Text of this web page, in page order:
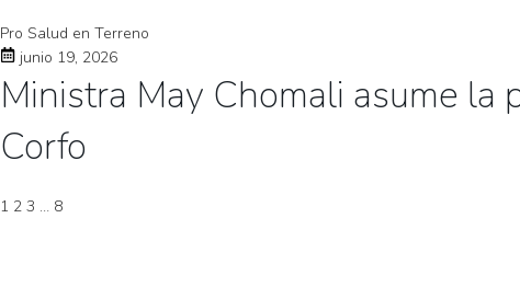
Pro Salud en Terreno
junio 19, 2026
Ministra May Chomali asume la
Corfo
1 2 3 … 8